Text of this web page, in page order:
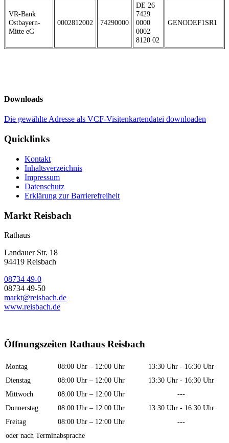
VR-Bank
Ostbayern-
Mitte eG
0002812002 74290000
DE 26
7429
0000
0002
8120 02
GENODEF1SR1
Downloads
Die gewählte Adresse als VCF-Visitenkartendatei downloaden
Quicklinks
Kontakt
Inhaltsverzeichnis
Impressum
Datenschutz
Erklärung zur Barrierefreiheit
Markt Reisbach
Rathaus
Landauer Str. 18
94419 Reisbach
08734 49-0
08734 49-50
markt@reisbach.de
www.reisbach.de
Öffnungszeiten Rathaus Reisbach
Montag 08:00 Uhr – 12:00 Uhr
13:30 Uhr - 16:30 Uhr
Dienstag
08:00 Uhr – 12:00 Uhr
13:30 Uhr - 16:30 Uhr
Mittwoch
08:00 Uhr – 12:00 Uhr
---
Donnerstag
08:00 Uhr – 12:00 Uhr
13:30 Uhr - 16:30 Uhr
Freitag
08:00 Uhr – 12:00 Uhr
---
oder nach Terminabsprache